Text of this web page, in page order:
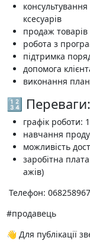
ксесуарів
продаж товарів
робота з
підтримка
допомога
виконання
🔢 Переваги:
графік роботи:
навчання
можливість
заробітна
ажів)
Телефон:
#продавець
👋 Для публікації